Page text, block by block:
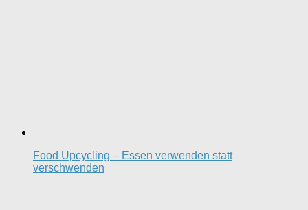
Food Upcycling – Essen verwenden statt
verschwenden